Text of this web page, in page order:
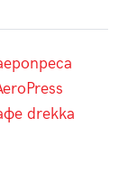
drekka